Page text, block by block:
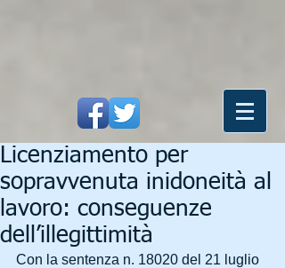
Licenziamento per
sopravvenuta inidoneità al
lavoro: conseguenze
dell’illegittimità
Con la sentenza n. 18020 del 21 luglio